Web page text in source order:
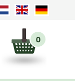
0